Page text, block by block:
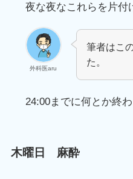
夜な夜なこれらを片付
外科医aru
筆者はこ
た。
24:00までに何とか終
木曜日 麻酔